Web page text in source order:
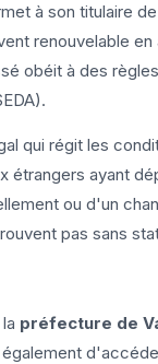
à son titulaire
renouvelable
obéit à des
qui régit les
étrangers ayant
ou d'un
pas sans
préfecture de